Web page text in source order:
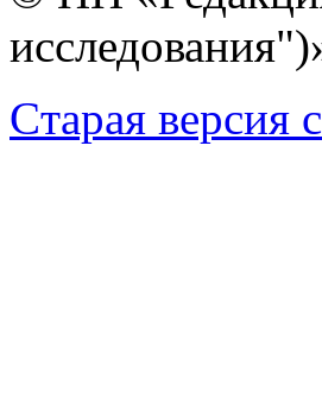
Cтарая версия